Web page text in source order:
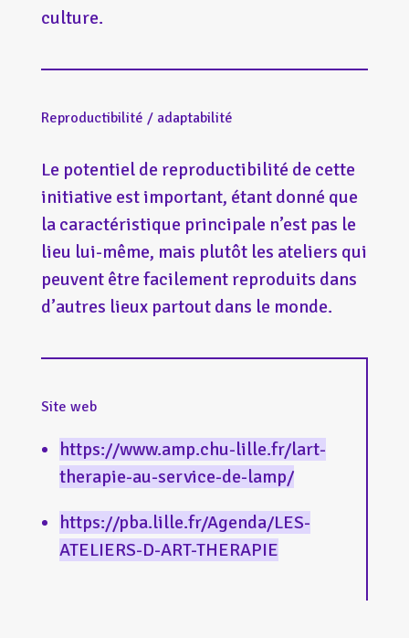
culture.
Reproductibilité / adaptabilité
Le potentiel de reproductibilité de cette
initiative est important, étant donné que
la caractéristique principale n’est pas le
lieu lui-même, mais plutôt les ateliers qui
peuvent être facilement reproduits dans
d’autres lieux partout dans le monde.
Site web
https://www.amp.chu-lille.fr/lart-
therapie-au-service-de-lamp/
https://pba.lille.fr/Agenda/LES-
ATELIERS-D-ART-THERAPIE